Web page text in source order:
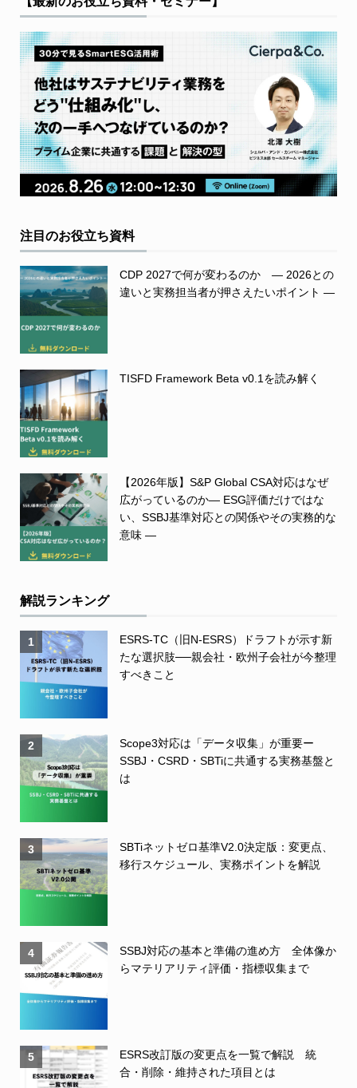
注目のお役立ち資料
CDP 2027で何が変わるのか ― 2026との
違いと実務担当者が押さえたいポイント ―
TISFD Framework Beta v0.1を読み解く
【2026年版】S&P Global CSA対応はなぜ
広がっているのか― ESG評価だけではな
い、SSBJ基準対応との関係やその実務的な
意味 ―
解説ランキング
1
ESRS-TC（旧N-ESRS）ドラフトが示す新
たな選択肢──親会社・欧州子会社が今整理
すべきこと
2
Scope3対応は「データ収集」が重要ー
SSBJ・CSRD・SBTiに共通する実務基盤と
は
3
SBTiネットゼロ基準V2.0決定版：変更点、
移行スケジュール、実務ポイントを解説
4
SSBJ対応の基本と準備の進め方 全体像か
らマテリアリティ評価・指標収集まで
5
ESRS改訂版の変更点を一覧で解説 統
合・削除・維持された項目とは